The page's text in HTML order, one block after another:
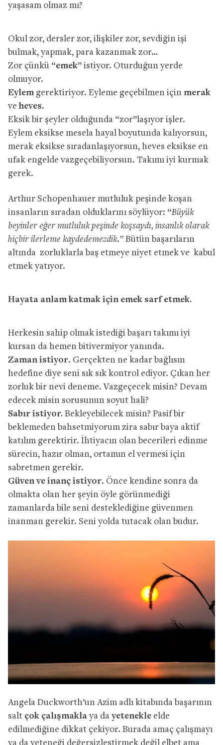
yaşasam olmaz mı?
Okul zor, dersler zor, ilişkiler zor, sevdiğin işi
bulmak, yapmak, para kazanmak zor…
Zor çünkü “emek” istiyor. Oturduğun yerde
olmuyor.
Eylem gerektiriyor. Eyleme geçebilmen için merak
ve heves.
Eksik bir şeyler olduğunda “zor”laşıyor işler.
Eylem eksikse mesela hayal boyutunda kalıyorsun,
merak eksikse sıradanlaşıyorsun, heves eksikse en
ufak engelde vazgeçebiliyorsun. Takımı iyi kurmak
gerek.
Arthur Schopenhauer mutluluk peşinde koşan
insanların sıradan olduklarını söylüyor: “Büyük
beyinler eğer mutluluk peşinde koşsaydı, insanlık olarak
hiçbir ilerleme kaydedemezdik.” Bütün başarıların
altında zorluklarla baş etmeye niyet etmek ve kabul
etmek yatıyor.
Hayata anlam katmak için emek sarf etmek.
Herkesin sahip olmak istediği başarı takımı iyi
kursan da hemen bitivermiyor yanında.
Zaman istiyor. Gerçekten ne kadar bağlısın
hedefine diye seni sık sık kontrol ediyor. Çıkan her
zorluk bir nevi deneme. Vazgeçecek misin? Devam
edecek misin sorusunun soyut hali?
Sabır istiyor. Bekleyebilecek misin? Pasif bir
beklemeden bahsetmiyorum zira sabır baya aktif
katılım gerektirir. İhtiyacın olan becerileri edinme
sürecin, hazır olman, ortamın el vermesi için
sabretmen gerekir.
Güven ve inanç istiyor. Önce kendine sonra da
olmakta olan her şeyin öyle görünmediği
zamanlarda bile seni desteklediğine güvenmen
inanman gerekir. Seni yolda tutacak olan budur.
Angela Duckworth’un Azim adlı kitabında başarının
salt çok çalışmaklaya da yetenekle elde
edilmediğine dikkat çekiyor. Burada amaç çalışmayı